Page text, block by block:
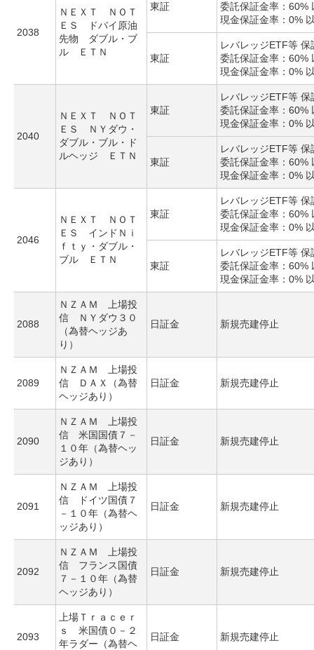
2038
ＮＥＸＴ ＮＯＴ
ＥＳ ドバイ原油
先物 ダブル・ブ
ル ＥＴＮ
東証
委託保証金率：60%
現金保証金率：0%
東証
レバレッジETF等 保
委託保証金率：60%
現金保証金率：0%
2040
ＮＥＸＴ ＮＯＴ
ＥＳ ＮＹダウ・
ダブル・ブル・ド
ルヘッジ ＥＴＮ
東証
レバレッジETF等 保
委託保証金率：60%
現金保証金率：0%
東証
レバレッジETF等 保
委託保証金率：60%
現金保証金率：0%
2046
ＮＥＸＴ ＮＯＴ
ＥＳ インドＮｉ
ｆｔｙ・ダブル・
ブル ＥＴＮ
東証
レバレッジETF等 保
委託保証金率：60%
現金保証金率：0%
東証
レバレッジETF等 保
委託保証金率：60%
現金保証金率：0%
2088
ＮＺＡＭ 上場投
信 ＮＹダウ３０
（為替ヘッジあ
り）
日証金 新規売建停止
2089
ＮＺＡＭ 上場投
信 ＤＡＸ（為替
ヘッジあり）
日証金 新規売建停止
2090
ＮＺＡＭ 上場投
信 米国国債７－
１０年（為替ヘッ
ジあり）
日証金 新規売建停止
2091
ＮＺＡＭ 上場投
信 ドイツ国債７
－１０年（為替ヘ
ッジあり）
日証金 新規売建停止
2092
ＮＺＡＭ 上場投
信 フランス国債
７－１０年（為替
ヘッジあり）
日証金 新規売建停止
2093
上場Ｔｒａｃｅｒ
ｓ 米国債０－２
年ラダー（為替ヘ
日証金 新規売建停止